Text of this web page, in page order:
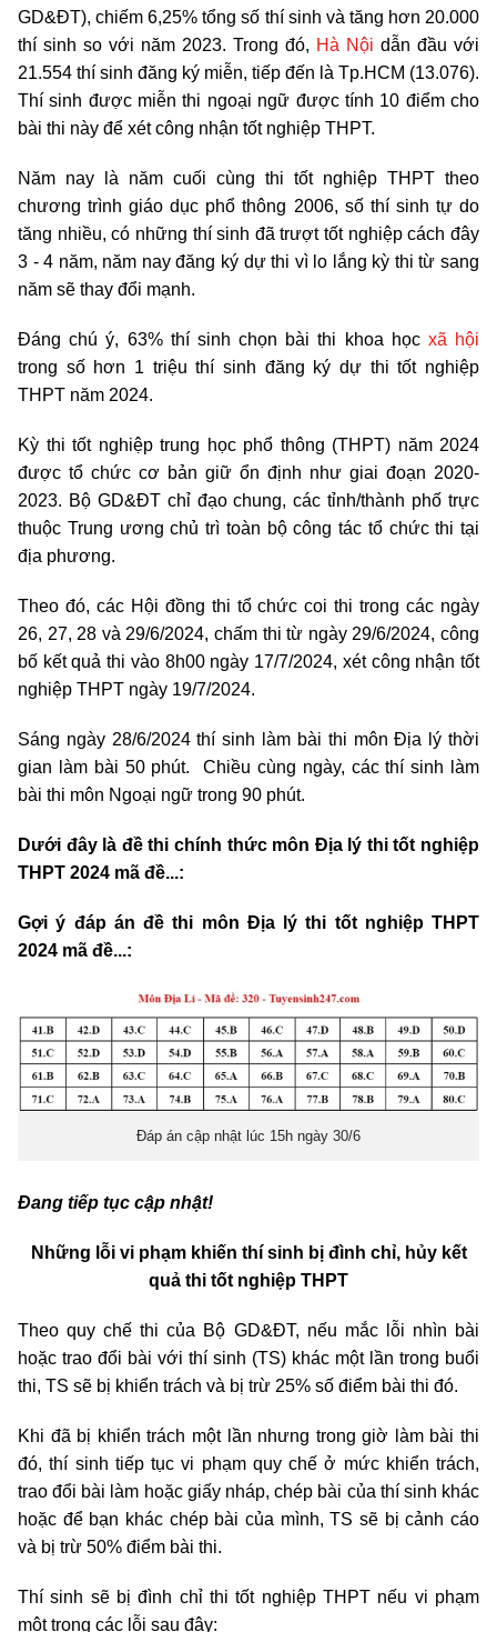
GD&ĐT), chiếm 6,25% tổng số thí sinh và tăng hơn 20.000
thí sinh so với năm 2023. Trong đó, Hà Nội dẫn đầu với
21.554 thí sinh đăng ký miễn, tiếp đến là Tp.HCM (13.076).
Thí sinh được miễn thi ngoại ngữ được tính 10 điểm cho
bài thi này để xét công nhận tốt nghiệp THPT.
Năm nay là năm cuối cùng thi tốt nghiệp THPT theo
chương trình giáo dục phổ thông 2006, số thí sinh tự do
tăng nhiều, có những thí sinh đã trượt tốt nghiệp cách đây
3 - 4 năm, năm nay đăng ký dự thi vì lo lắng kỳ thi từ sang
năm sẽ thay đổi mạnh.
Đáng chú ý, 63% thí sinh chọn bài thi khoa học xã hội
trong số hơn 1 triệu thí sinh đăng ký dự thi tốt nghiệp
THPT năm 2024.
Kỳ thi tốt nghiệp trung học phổ thông (THPT) năm 2024
được tổ chức cơ bản giữ ổn định như giai đoạn 2020-
2023. Bộ GD&ĐT chỉ đạo chung, các tỉnh/thành phố trực
thuộc Trung ương chủ trì toàn bộ công tác tổ chức thi tại
địa phương.
Theo đó, các Hội đồng thi tổ chức coi thi trong các ngày
26, 27, 28 và 29/6/2024, chấm thi từ ngày 29/6/2024, công
bố kết quả thi vào 8h00 ngày 17/7/2024, xét công nhận tốt
nghiệp THPT ngày 19/7/2024.
Sáng ngày 28/6/2024 thí sinh làm bài thi môn Địa lý thời
gian làm bài 50 phút. Chiều cùng ngày, các thí sinh làm
bài thi môn Ngoại ngữ trong 90 phút.
Dưới đây là đề thi chính thức môn Địa lý thi tốt nghiệp
THPT 2024 mã đề...:
Gợi ý đáp án đề thi môn Địa lý thi tốt nghiệp THPT
2024 mã đề...:
Đáp án cập nhật lúc 15h ngày 30/6
Đang tiếp tục cập nhật!
Những lỗi vi phạm khiến thí sinh bị đình chỉ, hủy kết
quả thi tốt nghiệp THPT
Theo quy chế thi của Bộ GD&ĐT, nếu mắc lỗi nhìn bài
hoặc trao đổi bài với thí sinh (TS) khác một lần trong buổi
thi, TS sẽ bị khiển trách và bị trừ 25% số điểm bài thi đó.
Khi đã bị khiển trách một lần nhưng trong giờ làm bài thi
đó, thí sinh tiếp tục vi phạm quy chế ở mức khiển trách,
trao đổi bài làm hoặc giấy nháp, chép bài của thí sinh khác
hoặc để bạn khác chép bài của mình, TS sẽ bị cảnh cáo
và bị trừ 50% điểm bài thi.
Thí sinh sẽ bị đình chỉ thi tốt nghiệp THPT nếu vi phạm
một trong các lỗi sau đây: